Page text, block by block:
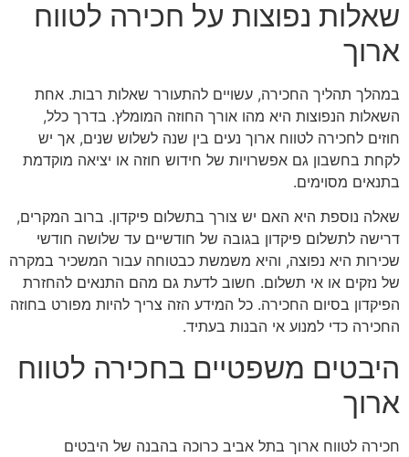
שאלות נפוצות על חכירה לטווח
ארוך
במהלך תהליך החכירה, עשויים להתעורר שאלות רבות. אחת
השאלות הנפוצות היא מהו אורך החוזה המומלץ. בדרך כלל,
חוזים לחכירה לטווח ארוך נעים בין שנה לשלוש שנים, אך יש
לקחת בחשבון גם אפשרויות של חידוש חוזה או יציאה מוקדמת
בתנאים מסוימים.
שאלה נוספת היא האם יש צורך בתשלום פיקדון. ברוב המקרים,
דרישה לתשלום פיקדון בגובה של חודשיים עד שלושה חודשי
שכירות היא נפוצה, והיא משמשת כבטוחה עבור המשכיר במקרה
של נזקים או אי תשלום. חשוב לדעת גם מהם התנאים להחזרת
הפיקדון בסיום החכירה. כל המידע הזה צריך להיות מפורט בחוזה
החכירה כדי למנוע אי הבנות בעתיד.
היבטים משפטיים בחכירה לטווח
ארוך
חכירה לטווח ארוך בתל אביב כרוכה בהבנה של היבטים